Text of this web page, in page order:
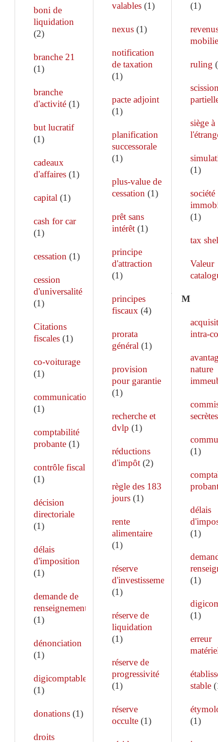
boni de
liquidation
(2)
branche 21
(1)
branche
d'activité (1)
but lucratif
(1)
cadeaux
d'affaires (1)
capital (1)
cash for car
(1)
cessation (1)
cession
d'universalité
(1)
Citations
fiscales (1)
co-voiturage
(1)
communication
(1)
comptabilité
probante (1)
contrôle fiscal
(1)
décision
directoriale
(1)
délais
d'imposition
(1)
demande de
renseignements
(1)
dénonciation
(1)
digicomptable
(1)
donations (1)
droits
valables(1)
nexus(1)
notification
de taxation
(1)
pacte adjoint
(1)
planification
successorale
(1)
plus-value de
cessation (1)
prêt sans
intérêt(1)
principe
d'attraction
(1)
principes
fiscaux (4)
prorata
général (1)
provision
pour garantie
(1)
recherche et
dvlp (1)
réductions
d'impôt(2)
règle des 183
jours(1)
rente
alimentaire
(1)
réserve
d'investissement
(1)
réserve de
liquidation
(1)
réserve de
progressivité
(1)
réserve
occulte(1)
(1)
ruling (
siège à
(1)
société
(1)
tax
Valeur
M
intra-
nature
secrètes
(1)
délais
(1)
(1)
(1)
erreur
stable(
(1)